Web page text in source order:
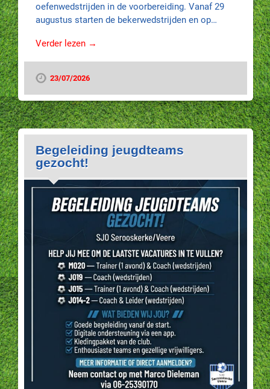
oefenwedstrijden in de voorbereiding. Vanaf 29
augustus starten de bekerwedstrijden en op…
Verder lezen →
23/07/2026
Begeleiding jeugdteams
gezocht!